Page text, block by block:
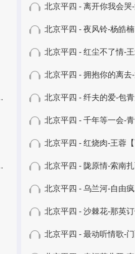
北京平四 - 离开你我会哭
北京平四 - 夜风铃-杨皓楠
北京平四 - 红尘不了情-
北京平四 - 拥抱你的离去
北京平四 - 纤夫的爱-包青天-
北京平四 - 千年等一会-青
北京平四 - 红烧肉-王蓉【
北京平四 - 陇原情-索南扎
北京平四 - 乌兰河-自由疯
北京平四 - 沙棘花-那英订
北京平四 - 最动听情歌-门